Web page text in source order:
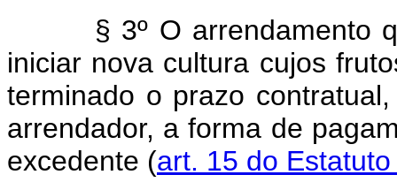
§ 3º O arrendamento
iniciar nova cultura cujos
terminado o prazo
arrendador, a forma de
excedente (art. 15 do